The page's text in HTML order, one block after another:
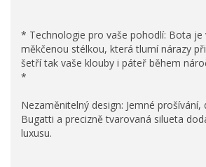
* Technologie pro vaše pohodlí: Bota je
měkčenou stélkou, která tlumí nárazy
šetří tak vaše klouby i páteř během
*
Nezaměnitelný design: Jemné prošívání,
Bugatti a precizně tvarovaná silueta
luxusu.